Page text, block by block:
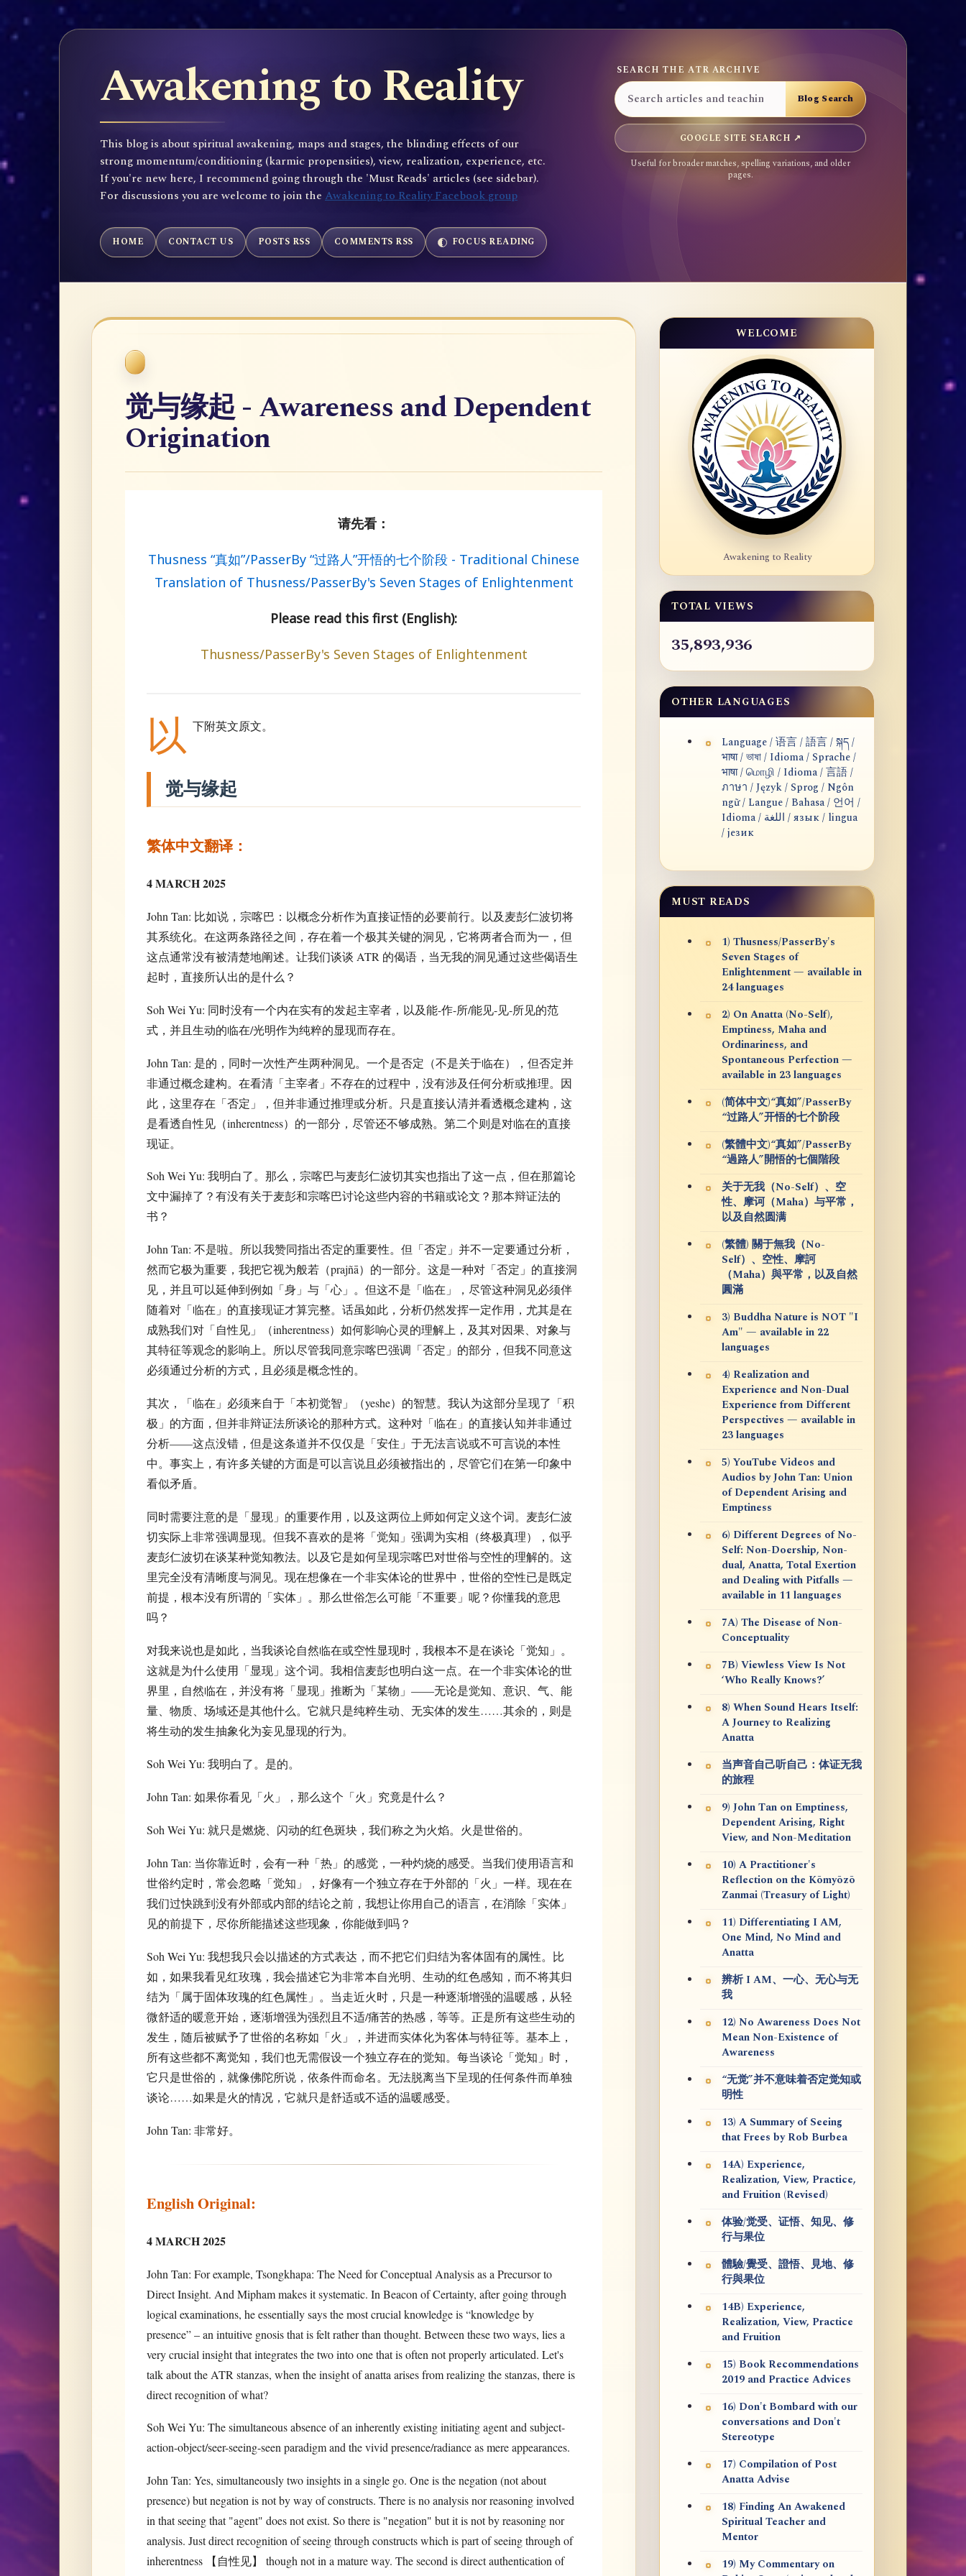
Awakening to Reality
This blog is about spiritual awakening, maps and stages, the blinding effects of our
strong momentum/conditioning (karmic propensities), view, realization, experience, etc.
If you're new here, I recommend going through the 'Must Reads' articles (see sidebar).
For discussions you are welcome to join the Awakening to Reality Facebook group
SEARCH THE ATR ARCHIVE
GOOGLE SITE SEARCH ↗
Useful for broader matches, spelling variations, and older
pages.
HOME CONTACT US POSTS RSS COMMENTS RSS FOCUS READING
觉与缘起 - Awareness and Dependent
Origination
请先看：
Thusness “真如”/PasserBy “过路人”开悟的七个阶段 - Traditional Chinese
Translation of Thusness/PasserBy's Seven Stages of Enlightenment
Please read this first (English):
Thusness/PasserBy's Seven Stages of Enlightenment
以 下附英文原文。
觉与缘起
繁体中文翻译：
4 MARCH 2025
John Tan: 比如说，宗喀巴：以概念分析作为直接证悟的必要前行。以及麦彭仁波切将
其系统化。在这两条路径之间，存在着一个极其关键的洞见，它将两者合而为一，但
这点通常没有被清楚地阐述。让我们谈谈 ATR 的偈语，当无我的洞见通过这些偈语生
起时，直接所认出的是什么？
Soh Wei Yu: 同时没有一个内在实有的发起主宰者，以及能-作-所/能见-见-所见的范
式，并且生动的临在/光明作为纯粹的显现而存在。
John Tan: 是的，同时一次性产生两种洞见。一个是否定（不是关于临在），但否定并
非通过概念建构。在看清「主宰者」不存在的过程中，没有涉及任何分析或推理。因
此，这里存在「否定」，但并非通过推理或分析。只是直接认清并看透概念建构，这
是看透自性见（inherentness）的一部分，尽管还不够成熟。第二个则是对临在的直接
现证。
Soh Wei Yu: 我明白了。那么，宗喀巴与麦彭仁波切其实也指出了这一点，但在那篇论
文中漏掉了？有没有关于麦彭和宗喀巴讨论这些内容的书籍或论文？那本辩证法的
书？
John Tan: 不是啦。所以我赞同指出否定的重要性。但「否定」并不一定要通过分析，
然而它极为重要，我把它视为般若（prajñā）的一部分。这是一种对「否定」的直接洞
见，并且可以延伸到例如「身」与「心」。但这不是「临在」，尽管这种洞见必须伴
随着对「临在」的直接现证才算完整。话虽如此，分析仍然发挥一定作用，尤其是在
成熟我们对「自性见」（inherentness）如何影响心灵的理解上，及其对因果、对象与
其特征等观念的影响上。所以尽管我同意宗喀巴强调「否定」的部分，但我不同意这
必须通过分析的方式，且必须是概念性的。
其次，「临在」必须来自于「本初觉智」（yeshe）的智慧。我认为这部分呈现了「积
极」的方面，但并非辩证法所谈论的那种方式。这种对「临在」的直接认知并非通过
分析——这点没错，但是这条道并不仅仅是「安住」于无法言说或不可言说的本性
中。事实上，有许多关键的方面是可以言说且必须被指出的，尽管它们在第一印象中
看似矛盾。
同时需要注意的是「显现」的重要作用，以及这两位上师如何定义这个词。麦彭仁波
切实际上非常强调显现。但我不喜欢的是将「觉知」强调为实相（终极真理），似乎
麦彭仁波切在谈某种觉知教法。以及它是如何呈现宗喀巴对世俗与空性的理解的。这
里完全没有清晰度与洞见。现在想像在一个非实体论的世界中，世俗的空性已是既定
前提，根本没有所谓的「实体」。那么世俗怎么可能「不重要」呢？你懂我的意思
吗？
对我来说也是如此，当我谈论自然临在或空性显现时，我根本不是在谈论「觉知」。
这就是为什么使用「显现」这个词。我相信麦彭也明白这一点。在一个非实体论的世
界里，自然临在，并没有将「显现」推断为「某物」——无论是觉知、意识、气、能
量、物质、场域还是其他什么。它就只是纯粹生动、无实体的发生……其余的，则是
将生动的发生抽象化为妄见显现的行为。
Soh Wei Yu: 我明白了。是的。
John Tan: 如果你看见「火」，那么这个「火」究竟是什么？
Soh Wei Yu: 就只是燃烧、闪动的红色斑块，我们称之为火焰。火是世俗的。
John Tan: 当你靠近时，会有一种「热」的感觉，一种灼烧的感受。当我们使用语言和
世俗约定时，常会忽略「觉知」，好像有一个独立存在于外部的「火」一样。现在在
我们过快跳到没有外部或内部的结论之前，我想让你用自己的语言，在消除「实体」
见的前提下，尽你所能描述这些现象，你能做到吗？
Soh Wei Yu: 我想我只会以描述的方式表达，而不把它们归结为客体固有的属性。比
如，如果我看见红玫瑰，我会描述它为非常本自光明、生动的红色感知，而不将其归
结为「属于固体玫瑰的红色属性」。当走近火时，只是一种逐渐增强的温暖感，从轻
微舒适的暖意开始，逐渐增强为强烈且不适/痛苦的热感，等等。正是所有这些生动的
发生，随后被赋予了世俗的名称如「火」，并进而实体化为客体与特征等。基本上，
所有这些都不离觉知，我们也无需假设一个独立存在的觉知。每当谈论「觉知」时，
它只是世俗的，就像佛陀所说，依条件而命名。无法脱离当下呈现的任何条件而单独
谈论……如果是火的情况，它就只是舒适或不适的温暖感受。
John Tan: 非常好。
English Original:
4 MARCH 2025
John Tan: For example, Tsongkhapa: The Need for Conceptual Analysis as a Precursor to
Direct Insight. And Mipham makes it systematic. In Beacon of Certainty, after going through
logical examinations, he essentially says the most crucial knowledge is “knowledge by
presence” – an intuitive gnosis that is felt rather than thought. Between these two ways, lies a
very crucial insight that integrates the two into one that is often not properly articulated. Let's
talk about the ATR stanzas, when the insight of anatta arises from realizing the stanzas, there is
direct recognition of what?
Soh Wei Yu: The simultaneous absence of an inherently existing initiating agent and subject-
action-object/seer-seeing-seen paradigm and the vivid presence/radiance as mere appearances.
John Tan: Yes, simultaneously two insights in a single go. One is the negation (not about
presence) but negation is not by way of constructs. There is no analysis nor reasoning involved
in that seeing that "agent" does not exist. So there is "negation" but it is not by reasoning nor
analysis. Just direct recognition of seeing through constructs which is part of seeing through of
inherentness 【自性见】 though not in a mature way. The second is direct authentication of
WELCOME
Awakening to Reality
TOTAL VIEWS
35,893,936
OTHER LANGUAGES
Language / 语言 / 語言 / སྐད /
भाषा / ভাষা / Idioma / Sprache /
भाषा / மொழி / Idioma / 言語 /
ภาษา / Język / Sprog / Ngôn
ngữ / Langue / Bahasa / 언어 /
Idioma / اللغة / язык / lingua
/ језик
MUST READS
1) Thusness/PasserBy's
Seven Stages of
Enlightenment — available in
24 languages
2) On Anatta (No-Self),
Emptiness, Maha and
Ordinariness, and
Spontaneous Perfection —
available in 23 languages
(简体中文)“真如”/PasserBy
“过路人”开悟的七个阶段
(繁體中文)“真如”/PasserBy
“過路人”開悟的七個階段
关于无我（No-Self）、空
性、摩诃（Maha）与平常，
以及自然圆满
(繁體) 關于無我（No-
Self）、空性、摩訶
（Maha）與平常，以及自然
圓滿
3) Buddha Nature is NOT "I
Am" — available in 22
languages
4) Realization and
Experience and Non-Dual
Experience from Different
Perspectives — available in
23 languages
5) YouTube Videos and
Audios by John Tan: Union
of Dependent Arising and
Emptiness
6) Different Degrees of No-
Self: Non-Doership, Non-
dual, Anatta, Total Exertion
and Dealing with Pitfalls —
available in 11 languages
7A) The Disease of Non-
Conceptuality
7B) Viewless View Is Not
‘Who Really Knows?’
8) When Sound Hears Itself:
A Journey to Realizing
Anatta
当声音自己听自己：体证无我
的旅程
9) John Tan on Emptiness,
Dependent Arising, Right
View, and Non-Meditation
10) A Practitioner's
Reflection on the Kōmyōzō
Zanmai (Treasury of Light)
11) Differentiating I AM,
One Mind, No Mind and
Anatta
辨析 I AM、一心、无心与无
我
12) No Awareness Does Not
Mean Non-Existence of
Awareness
“无觉”并不意味着否定觉知或
明性
13) A Summary of Seeing
that Frees by Rob Burbea
14A) Experience,
Realization, View, Practice,
and Fruition (Revised)
体验/觉受、证悟、知见、修
行与果位
體驗/覺受、證悟、見地、修
行與果位
14B) Experience,
Realization, View, Practice
and Fruition
15) Book Recommendations
2019 and Practice Advices
16) Don't Bombard with our
conversations and Don't
Stereotype
17) Compilation of Post
Anatta Advise
18) Finding An Awakened
Spiritual Teacher and
Mentor
19) My Commentary on